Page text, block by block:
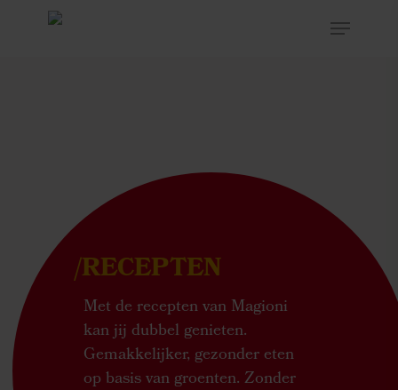
/RECEPTEN
Met de recepten van Magioni
kan jij dubbel genieten.
Gemakkelijker, gezonder eten
op basis van groenten. Zonder